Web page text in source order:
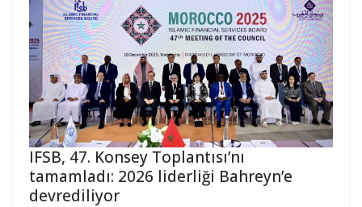
IFSB, 47. Konsey Toplantısı’nı
tamamladı: 2026 liderliği Bahreyn’e
devrediliyor